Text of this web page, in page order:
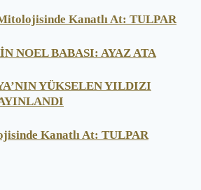
Kanatlı At: TULPAR
NOEL BABASI: AYAZ ATA
YÜKSELEN YILDIZI
Kanatlı At: TULPAR